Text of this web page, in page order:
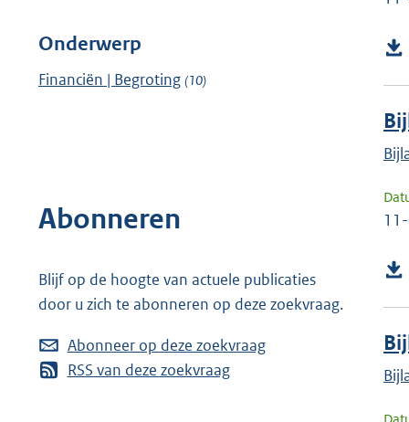
Onderwerp
Financiën | Begroting (10)
Abonneren
Blijf op de hoogte van actuele publicaties
door u zich te abonneren op deze zoekvraag.
Abonneer op deze zoekvraag
RSS van deze zoekvraag